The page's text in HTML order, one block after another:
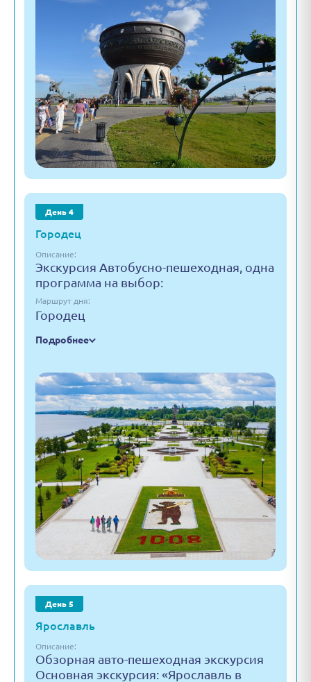
День 4
Городец
Описание:
Экскурсия Автобусно-пешеходная, одна
программа на выбор:
Маршрут дня:
Городец
Подробнее
День 5
Ярославль
Описание:
Обзорная авто-пешеходная экскурсия
Основная экскурсия: «Ярославль в